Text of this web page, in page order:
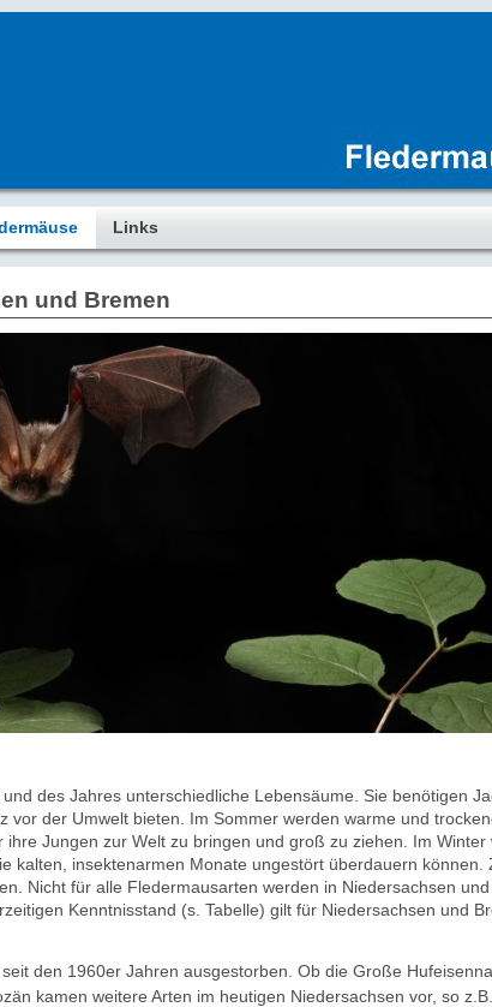
Links
und Bremen
des Jahres unterschiedliche Lebensäume. Sie benötigen
vor der Umwelt bieten. Im Sommer werden warme und
Jungen zur Welt zu bringen und groß zu ziehen. Im
kalten, insektenarmen Monate ungestört überdauern können.
Nicht für alle Fledermausarten werden in Niedersachsen
Kenntnisstand (s. Tabelle) gilt für Niedersachsen und
den 1960er Jahren ausgestorben. Ob die Große
kamen weitere Arten im heutigen Niedersachsen vor, so